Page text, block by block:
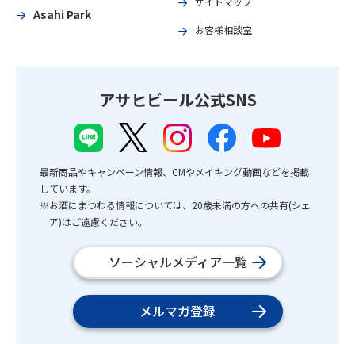
Asahi Park
お客様相談室
アサヒビール公式SNS
最新商品やキャンペーン情報、CMやメイキング動画などを掲載
しています。
※お酒にまつわる情報については、20歳未満の方への共有(シェ
ア)はご遠慮ください。
ソーシャルメディア一覧
メルマガ登録